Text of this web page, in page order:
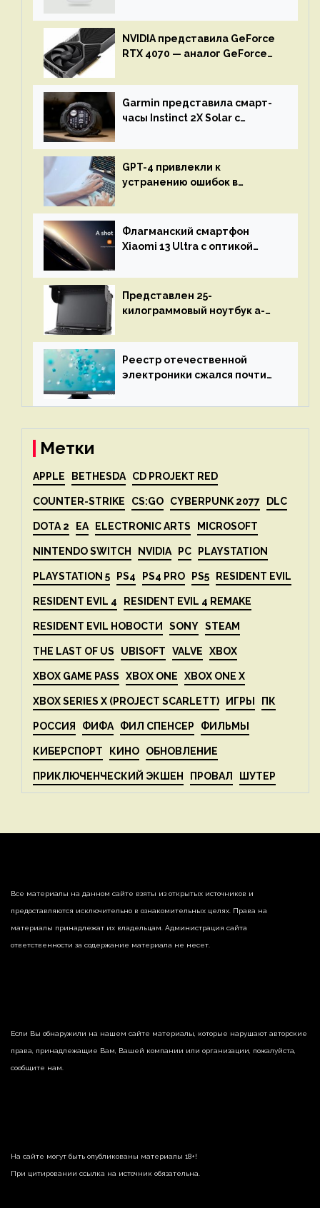
NVIDIA представила GeForce
RTX 4070 — аналог GeForce
Garmin представила смарт-
часы Instinct 2X Solar с
GPT-4 привлекли к
устранению ошибок в
остановится до полного
восстановления кода и
объяснит, что пошло не так
Флагманский смартфон
Xiaomi 13 Ultra с оптикой
представят 18 апреля
Представлен 25-
килограммовый ноутбук a-
до 3 Тбайт DDR5 и шесть
дисплеев
Реестр отечественной
электроники сжался почти
Метки
APPLE BETHESDA CD PROJEKT RED
COUNTER-STRIKE CS:GO CYBERPUNK 2077 DLC
DOTA 2 EA ELECTRONIC ARTS MICROSOFT
NINTENDO SWITCH NVIDIA PC PLAYSTATION
PLAYSTATION 5 PS4 PS4 PRO PS5 RESIDENT EVIL
RESIDENT EVIL 4 RESIDENT EVIL 4 REMAKE
RESIDENT EVIL НОВОСТИ SONY STEAM
THE LAST OF US UBISOFT VALVE XBOX
XBOX GAME PASS XBOX ONE XBOX ONE X
XBOX SERIES X (PROJECT SCARLETT) ИГРЫ ПК
РОССИЯ ФИФА ФИЛ СПЕНСЕР ФИЛЬМЫ
КИБЕРСПОРТ КИНО ОБНОВЛЕНИЕ
ПРИКЛЮЧЕНЧЕСКИЙ ЭКШЕН ПРОВАЛ ШУТЕР
Все материалы на данном сайте взяты из открытых источников и
предоставляются исключительно в ознакомительных целях. Права на
материалы принадлежат их владельцам. Администрация сайта
ответственности за содержание материала не несет.
Если Вы обнаружили на нашем сайте материалы, которые нарушают авторские
права, принадлежащие Вам, Вашей компании или организации, пожалуйста,
сообщите нам.
На сайте могут быть опубликованы материалы 18+!
При цитировании ссылка на источник обязательна.